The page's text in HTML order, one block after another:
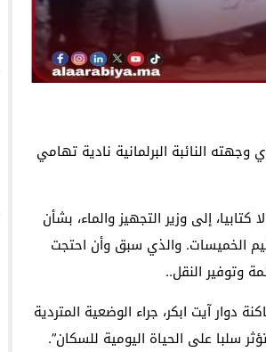
النائبة البرلمانية نادية تهامي
إلى وزير التجهيز والماء، بشأن
الخميسات. والذي سبق وأن احتجت
وتوفير النقل..
آيت ابكر، جراء الوضعية المتردية